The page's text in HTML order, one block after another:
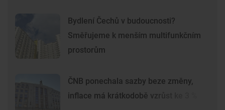
Bydlení Čechů v budoucnosti?
Směřujeme k menším multifunkčním
prostorům
ČNB ponechala sazby beze změny,
inflace má krátkodobě vzrůst ke 3 %